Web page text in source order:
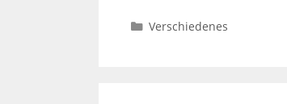
Kategorien
Verschiedenes